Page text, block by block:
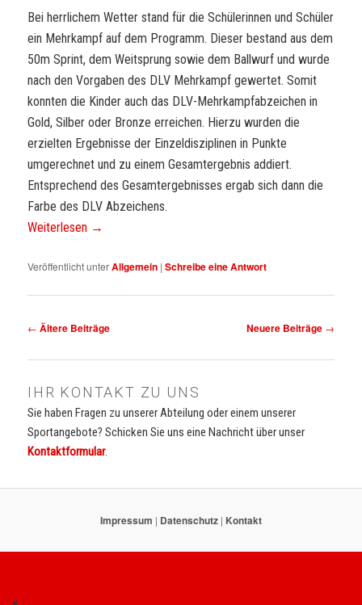
Bei herrlichem Wetter stand für die Schülerinnen und Schüler
ein Mehrkampf auf dem Programm. Dieser bestand aus dem
50m Sprint, dem Weitsprung sowie dem Ballwurf und wurde
nach den Vorgaben des DLV Mehrkampf gewertet. Somit
konnten die Kinder auch das DLV-Mehrkampfabzeichen in
Gold, Silber oder Bronze erreichen. Hierzu wurden die
erzielten Ergebnisse der Einzeldisziplinen in Punkte
umgerechnet und zu einem Gesamtergebnis addiert.
Entsprechend des Gesamtergebnisses ergab sich dann die
Farbe des DLV Abzeichens.
Weiterlesen →
Veröffentlicht unterAllgemein |Schreibe eine Antwort
Beitrags-
← Ältere Beiträge Neuere Beiträge →
IHR KONTAKT ZU UNS
Sie haben Fragen zu unserer Abteilung oder einem unserer
Sportangebote? Schicken Sie uns eine Nachricht über unser
Kontaktformular.
Impressum | Datenschutz | Kontakt